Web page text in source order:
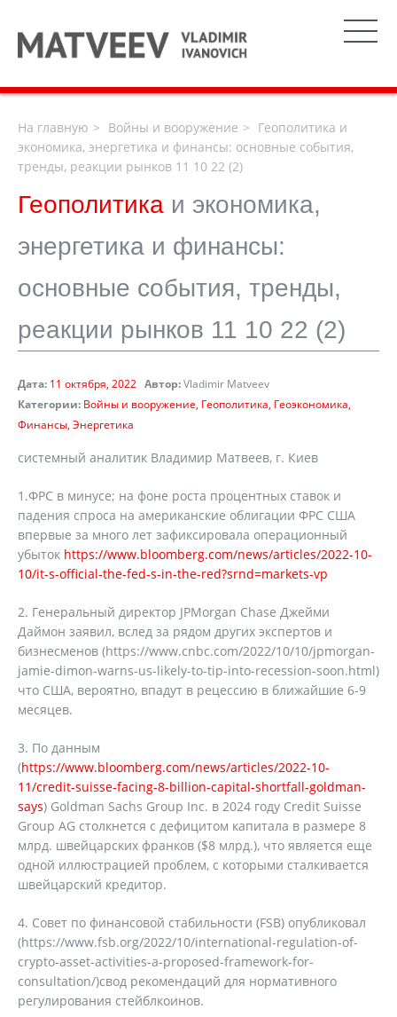
На главную Войны и вооружение
Геополитика и
экономика, энергетика и финансы: основные события,
тренды, реакции рынков 11 10 22 (2)
Геополитика и экономика,
энергетика и финансы:
основные события, тренды,
реакции рынков 11 10 22 (2)
Дата: 11 октября, 2022 Автор:Vladimir Matveev
Категории: Войны и вооружение Геополитика Геоэкономика
Финансы Энергетика
системный аналитик Владимир Матвеев, г. Киев
1.ФРС в минусе; на фоне роста процентных ставок и
падения спроса на американские облигации ФРС США
впервые за много лет зафиксировала операционный
убыток https://www.bloomberg.com/news/articles/2022-10-
10/it-s-official-the-fed-s-in-the-red?srnd=markets-vp
2. Генеральный директор JPMorgan Chase Джейми
Даймон заявил, вслед за рядом других экспертов и
бизнесменов (https://www.cnbc.com/2022/10/10/jpmorgan-
jamie-dimon-warns-us-likely-to-tip-into-recession-soon.html)
что США, вероятно, впадут в рецессию в ближайшие 6-9
месяцев.
3. По данным
(https://www.bloomberg.com/news/articles/2022-10-
11/credit-suisse-facing-8-billion-capital-shortfall-goldman-
says) Goldman Sachs Group Inc. в 2024 году Credit Suisse
Group AG столкнется с дефицитом капитала в размере 8
млрд. швейцарских франков ($8 млрд.), что является еще
одной иллюстрацией проблем, с которыми сталкивается
швейцарский кредитор.
4. Совет по финансовой стабильности (FSB) опубликовал
(https://www.fsb.org/2022/10/international-regulation-of-
crypto-asset-activities-a-proposed-framework-for-
consultation/)свод рекомендаций для нормативного
регулирования стейблкоинов.